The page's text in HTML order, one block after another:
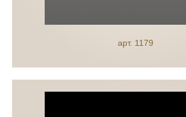
арт. 1179